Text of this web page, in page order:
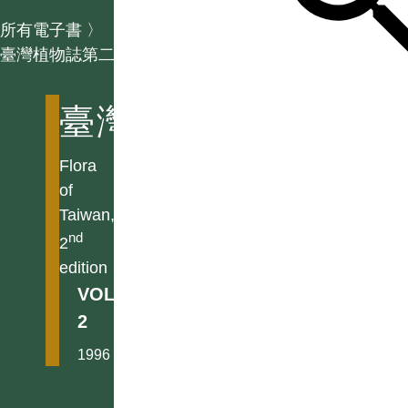
所有電子書 〉
臺灣植物誌第二版
臺灣植物誌第二版
Flora
of
Taiwan,
2nd
edition
VOL.
2
1996